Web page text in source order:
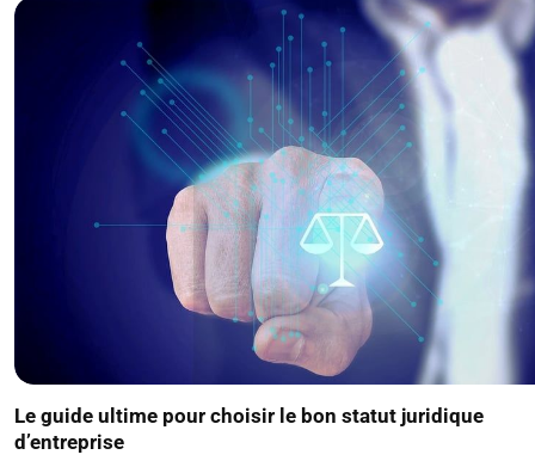
Le guide ultime pour choisir le bon statut juridique
d’entreprise